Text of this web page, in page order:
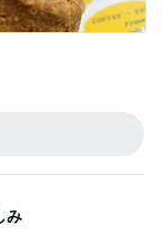
み